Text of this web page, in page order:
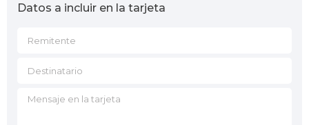
Datos a incluir en la tarjeta